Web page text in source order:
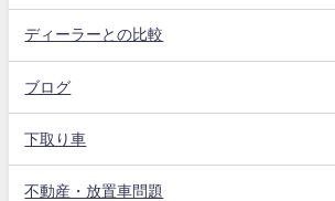
ディーラーとの比較
ブログ
下取り車
不動産・放置車問題